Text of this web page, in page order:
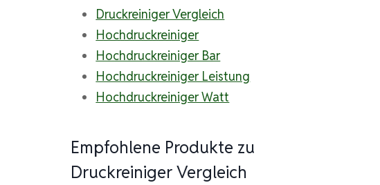
Druckreiniger Vergleich
Hochdruckreiniger
Hochdruckreiniger Bar
Hochdruckreiniger Leistung
Hochdruckreiniger Watt
Empfohlene Produkte zu
Druckreiniger Vergleich